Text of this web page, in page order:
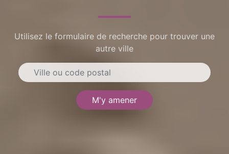
Utilisez le formulaire de recherche pour trouver une
autre ville
M'y amener